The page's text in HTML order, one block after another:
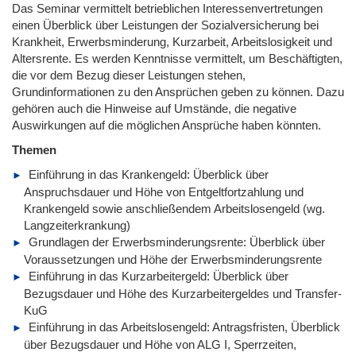
Das Seminar vermittelt betrieblichen Interessenvertretungen
einen Überblick über Leistungen der Sozialversicherung bei
Krankheit, Erwerbsminderung, Kurzarbeit, Arbeitslosigkeit und
Altersrente. Es werden Kenntnisse vermittelt, um Beschäftigten,
die vor dem Bezug dieser Leistungen stehen,
Grundinformationen zu den Ansprüchen geben zu können. Dazu
gehören auch die Hinweise auf Umstände, die negative
Auswirkungen auf die möglichen Ansprüche haben könnten.
Themen
Einführung in das Krankengeld: Überblick über
Anspruchsdauer und Höhe von Entgeltfortzahlung und
Krankengeld sowie anschließendem Arbeitslosengeld (wg.
Langzeiterkrankung)
Grundlagen der Erwerbsminderungsrente: Überblick über
Voraussetzungen und Höhe der Erwerbsminderungsrente
Einführung in das Kurzarbeitergeld: Überblick über
Bezugsdauer und Höhe des Kurzarbeitergeldes und Transfer-
KuG
Einführung in das Arbeitslosengeld: Antragsfristen, Überblick
über Bezugsdauer und Höhe von ALG I, Sperrzeiten,